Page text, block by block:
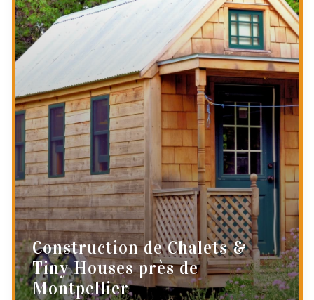
Construction de Chalets &
Tiny Houses près de
Montpellier